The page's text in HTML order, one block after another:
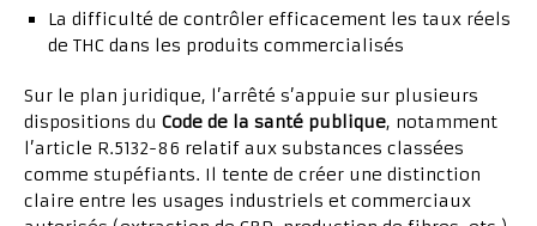
La difficulté de contrôler efficacement les taux réels
de THC dans les produits commercialisés
Sur le plan juridique, l’arrêté s’appuie sur plusieurs
dispositions du Code de la santé publique, notamment
l’article R.5132-86 relatif aux substances classées
comme stupéfiants. Il tente de créer une distinction
claire entre les usages industriels et commerciaux